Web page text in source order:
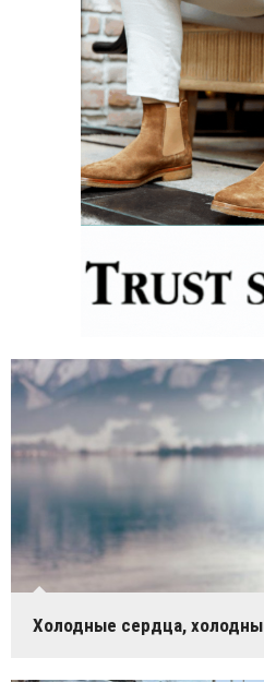
Холодные сердца,